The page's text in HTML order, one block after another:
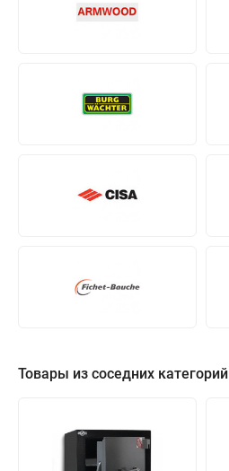
Товары из соседних категорий